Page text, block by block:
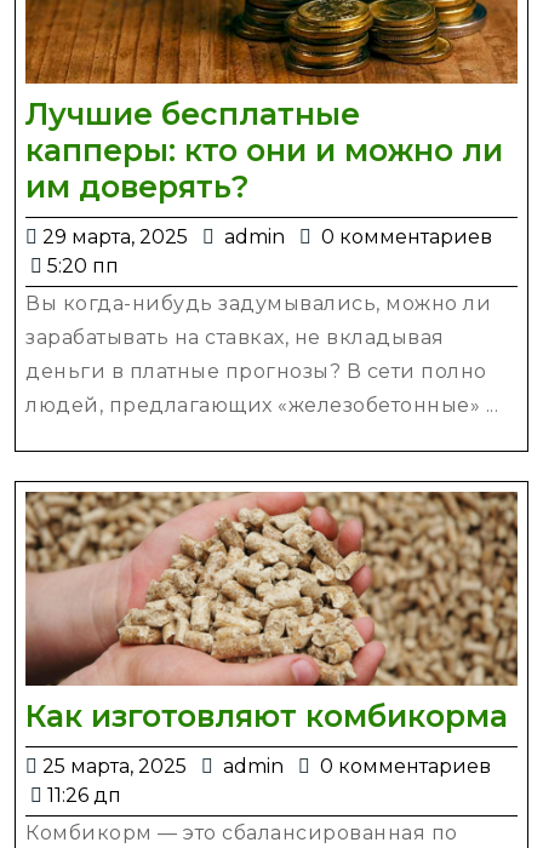
Лучшие бесплатные
капперы: кто они и можно ли
им доверять?
бесплатные
кто
они
и
можно
им
доверять?
29 марта, 2025
29
2025
admin admin
0 комментариев
5:20 пп
Вы когда-нибудь задумывались, можно ли
зарабатывать на ставках, не вкладывая
деньги в платные прогнозы? В сети полно
людей, предлагающих «железобетонные» ...
Как изготовляют комбикорма
25 марта, 2025
25
2025
admin admin
0 комментариев
11:26 дп
Комбикорм — это сбалансированная по